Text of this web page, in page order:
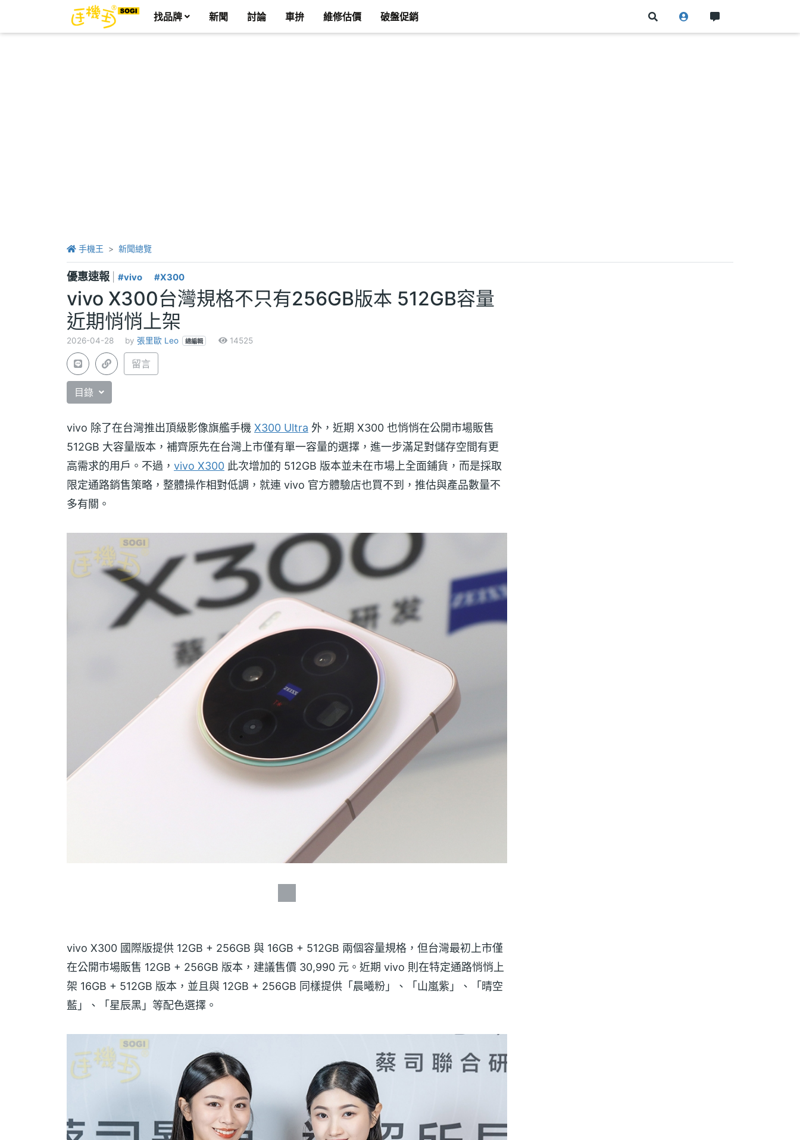
找品牌 新聞 討論 車拚 維修估價 破盤促銷
手機王 新聞總覽
優惠速報 #vivo #X300
vivo X300台灣規格不只有256GB版本 512GB容量
近期悄悄上架
2026-04-28 by 張里歐 Leo 總編輯 14525
留言
目錄
vivo 除了在台灣推出頂級影像旗艦手機 X300 Ultra 外，近期 X300 也悄悄在公開市場販售
512GB 大容量版本，補齊原先在台灣上市僅有單一容量的選擇，進一步滿足對儲存空間有更
高需求的用戶。不過， vivo X300 此次增加的 512GB 版本並未在市場上全面鋪貨，而是採取
限定通路銷售策略，整體操作相對低調，就連 vivo 官方體驗店也買不到，推估與產品數量不
多有關。
vivo X300 國際版提供 12GB + 256GB 與 16GB + 512GB 兩個容量規格，但台灣最初上市僅
在公開市場販售 12GB + 256GB 版本，建議售價 30,990 元。近期 vivo 則在特定通路悄悄上
架 16GB + 512GB 版本，並且與 12GB + 256GB 同樣提供「晨曦粉」、「山嵐紫」、「晴空
藍」、「星辰黑」等配色選擇。